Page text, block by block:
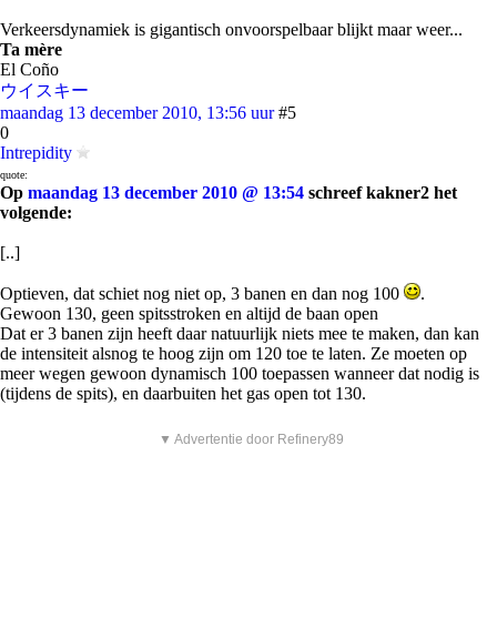
Verkeersdynamiek is gigantisch onvoorspelbaar blijkt maar weer...
Ta mère
El Coño
ウイスキー
maandag 13 december 2010, 13:56 uur #5
0
Intrepidity
quote:
Op maandag 13 december 2010 @ 13:54 schreef kakner2 het
volgende:
[..]
Optieven, dat schiet nog niet op, 3 banen en dan nog 100
.
Gewoon 130, geen spitsstroken en altijd de baan open
Dat er 3 banen zijn heeft daar natuurlijk niets mee te maken, dan kan
de intensiteit alsnog te hoog zijn om 120 toe te laten. Ze moeten op
meer wegen gewoon dynamisch 100 toepassen wanneer dat nodig is
(tijdens de spits), en daarbuiten het gas open tot 130.
▼ Advertentie door Refinery89